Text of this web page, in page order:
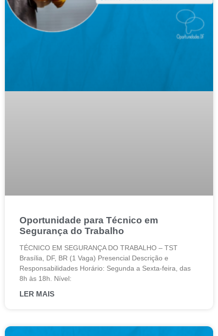
Oportunidade para Técnico em
Segurança do Trabalho
TÉCNICO EM SEGURANÇA DO TRABALHO – TST
Brasília, DF, BR (1 Vaga) Presencial Descrição e
Responsabilidades Horário: Segunda a Sexta-feira, das
8h às 18h. Nível:
LER MAIS